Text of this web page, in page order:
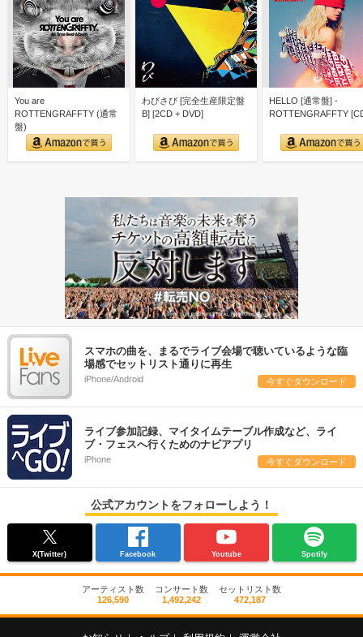
You are
ROTTENGRAFFTY (通常
盤)
わびさび [完全生産限定盤
B] [2CD + DVD]
HELLO [通常盤] -
ROTTENGRAFFTY
スマホの曲を、まるでライブ会場で聴いているような臨
場感でセットリスト通りに再生
iPhone/Android 今すぐダウンロード
ライブ参加記録、マイタイムテーブル作成など、ライ
ブ・フェスへ行くためのナビアプリ
iPhone 今すぐダウンロード
公式アカウントをフォローしよう！
X(Twitter) Facebook Youtube Spotify
アーティスト数
126,590
コンサート数
1,492,242
セットリスト数
472,187